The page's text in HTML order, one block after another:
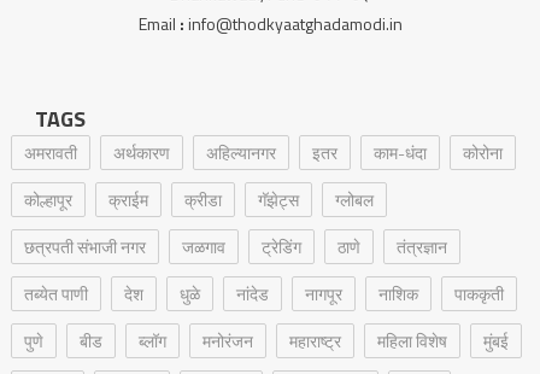
Email :info@thodkyaatghadamodi.in
TAGS
अमरावती अर्थकारण अहिल्यानगर इतर काम-धंदा
कोरोना
कोल्हापूर
क्राईम क्रीडा गॅझेट्स
ग्लोबल
छत्रपती संभाजी नगर
जळगाव ट्रेडिंग ठाणे
तंत्रज्ञान
तब्येत पाणी
देश धुळे नांदेड नागपूर नाशिक
पाककृती
पुणे
बीड ब्लॉग मनोरंजन महाराष्ट्र महिला विशेष
मुंबई